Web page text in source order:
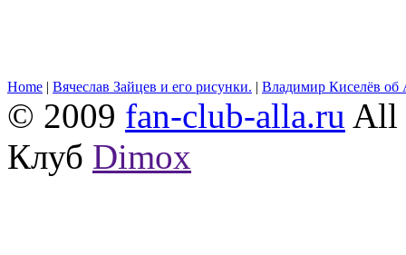
Home | Вячеслав Зайцев и его рисунки. | Владимир Киселёв об
© 2009 fan-club-alla.ru All
Клуб Dimox